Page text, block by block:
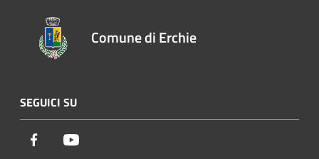
Comune di Erchie
SEGUICI SU
Facebook